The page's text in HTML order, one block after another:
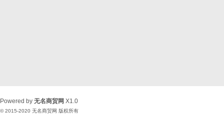
Powered by 无名商贸网 X1.0
© 2015-2020 无名商贸网 版权所有